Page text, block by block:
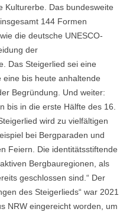
Kulturerbe. Das bundesweite
144 Formen
die deutsche UNESCO-
der
Das Steigerlied sei eine
bis heute anhaltende
Begründung. Und weiter:
bis in die erste Hälfte des 16.
wird zu vielfältigen
bei Bergparaden und
Feiern. Die identitätsstiftende
Bergbauregionen, als
geschlossen sind.“ Der
des Steigerlieds“ war 2021
NRW eingereicht worden, um